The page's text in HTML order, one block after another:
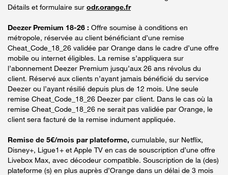
Détails et formulaire sur odr.orange.fr
Deezer Premium 18-26 : Offre soumise à conditions en
métropole, réservée au client bénéficiant d’une remise
Cheat_Code_18_26 validée par Orange dans le cadre d’une offre
mobile ou internet éligibles. La remise s’appliquera sur
l’abonnement Deezer Premium jusqu’aux 26 ans révolus du
client. Réservé aux clients n’ayant jamais bénéficié du service
Deezer ou l’ayant résilié depuis plus de 12 mois. Une seule
remise Cheat_Code_18_26 Deezer par client. Dans le cas où la
remise Cheat_Code_18_26 ne serait pas validée par Orange, le
client sera facturé de la remise indument appliquée.
Remise de 5€/mois par plateforme, cumulable, sur Netflix,
Disney+, Ligue1+ et Apple TV en cas de souscription d’une offre
Livebox Max, avec décodeur compatible. Souscription de la (des)
plateforme (s) en plus auprès d’Orange dans un délai de 3 mois